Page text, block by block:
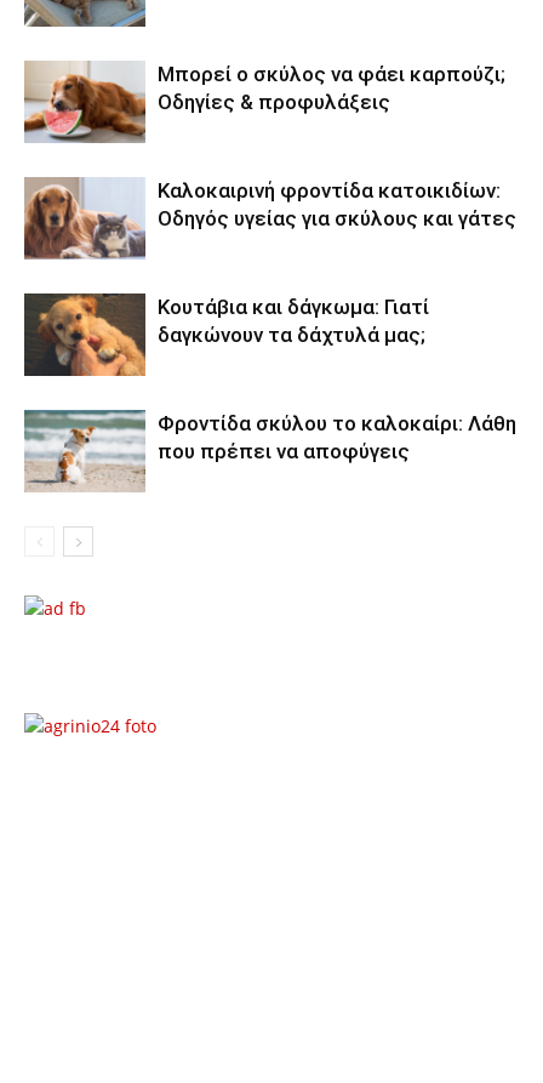
Μπορεί ο σκύλος να φάει καρπούζι;
Οδηγίες & προφυλάξεις
Καλοκαιρινή φροντίδα κατοικιδίων:
Οδηγός υγείας για σκύλους και γάτες
Κουτάβια και δάγκωμα: Γιατί
δαγκώνουν τα δάχτυλά μας;
Φροντίδα σκύλου το καλοκαίρι: Λάθη
που πρέπει να αποφύγεις